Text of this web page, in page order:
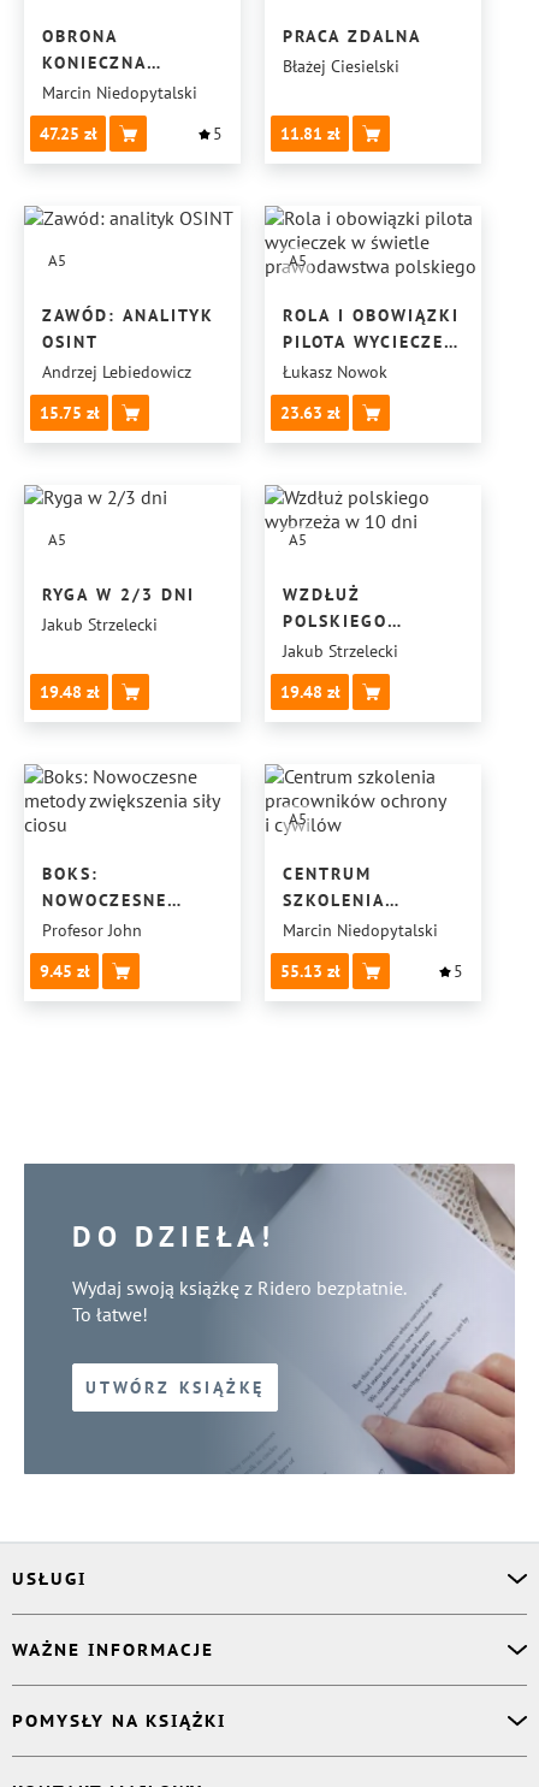
OBRONA
KONIECZNA
PRACOWNIKA
OCHRONY
Marcin Niedopytalski
47.25
5
PRACA ZDALNA
Błażej Ciesielski
11.81
A5
ZAWÓD: ANALITYK
OSINT
Andrzej Lebiedowicz
15.75
A5
ROLA I OBOWIĄZKI
PILOTA WYCIECZEK
W ŚWIETLE
PRAWODAWSTWA
POLSKIEGO
Łukasz Nowok
23.63
A5
RYGA W 2/3 DNI
Jakub Strzelecki
19.48
A5
WZDŁUŻ
POLSKIEGO
WYBRZEŻA W 10 DNI
Jakub Strzelecki
19.48
BOKS:
NOWOCZESNE
METODY
ZWIĘKSZENIA SIŁY
CIOSU
Profesor John
9.45
A5
CENTRUM
SZKOLENIA
PRACOWNIKÓW
OCHRONY
I CYWILÓW
Marcin Niedopytalski
55.13
5
DO DZIEŁA!
Wydaj swoją książkę z Ridero bezpłatnie.
To łatwe!
UTWÓRZ KSIĄŻKĘ
USŁUGI
Korektor
Projektant okładki
Druk Twojej książki
Publikacja
WAŻNE INFORMACJE
Książki Ridero
Pomoc
POMYSŁY NA KSIĄŻKI